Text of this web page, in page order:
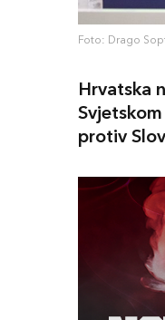
Foto: Drago
Hrvatska
protiv